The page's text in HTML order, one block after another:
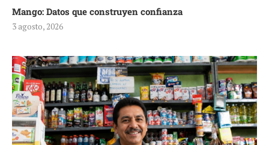
Mango: Datos que construyen confianza
3 agosto, 2026